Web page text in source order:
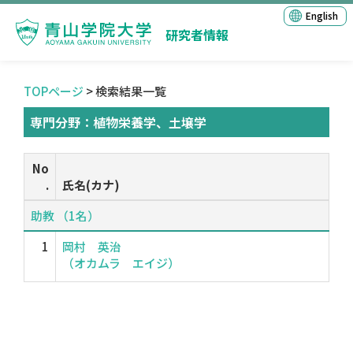
研究者情報
English
TOPページ > 検索結果一覧
専門分野：植物栄養学、土壌学
No
.
氏名(カナ)
助教 （1名）
1
岡村 英治
（オカムラ エイジ）